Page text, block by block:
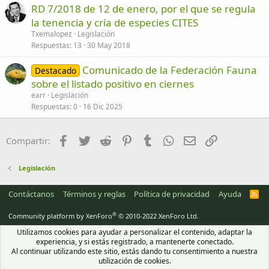
RD 7/2018 de 12 de enero, por el que se regula
la tenencia y cría de especies CITES
Txemalopez
Legislación
Respuestas 13 30 May 2018
Destacado Comunicado de la Federación Fauna
sobre el listado positivo en ciernes
earr Legislación
Respuestas 0 16 Dic 2025
Compartir: Facebook
Twitter Reddit PinterestTumblrWhatsApp
Email
Legislación
Contáctanos Términos y reglas Política de privacidad Ayuda
R
Community platform by XenForo® © 2010-2022 XenForo Ltd.
Utilizamos cookies para ayudar a personalizar el contenido, adaptar la
experiencia, y si estás registrado, a mantenerte conectado.
Al continuar utilizando este sitio, estás dando tu consentimiento a nuestra
utilización de cookies.